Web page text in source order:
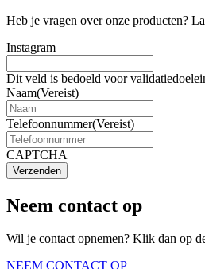
Heb je vragen over onze producten?
Instagram
Dit veld is bedoeld voor
Naam(Vereist)
Telefoonnummer(Vereist)
CAPTCHA
Verzenden
Neem contact op
Wil je contact opnemen? Klik dan op
NEEM CONTACT OP